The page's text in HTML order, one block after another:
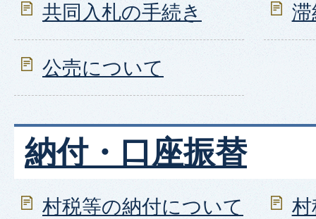
共同入札の手続き
公売について
納付・口座振替
村税等の納付について